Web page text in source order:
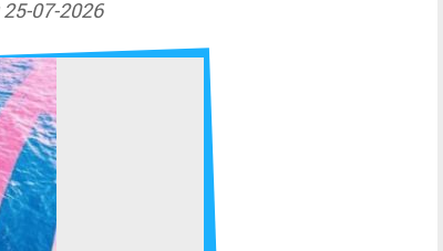
07-2026